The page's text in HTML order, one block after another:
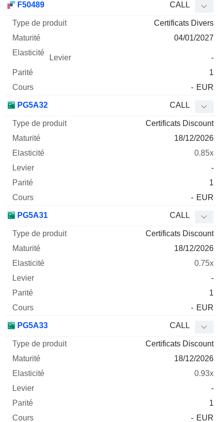
F50489 CALL
Certificats Divers
04/01/2027
-
1
- EUR
PG5A32 CALL
Certificats Discount
18/12/2026
0.85x
-
1
- EUR
PG5A31 CALL
Certificats Discount
18/12/2026
0.75x
-
1
- EUR
PG5A33 CALL
Certificats Discount
18/12/2026
0.93x
-
1
- EUR